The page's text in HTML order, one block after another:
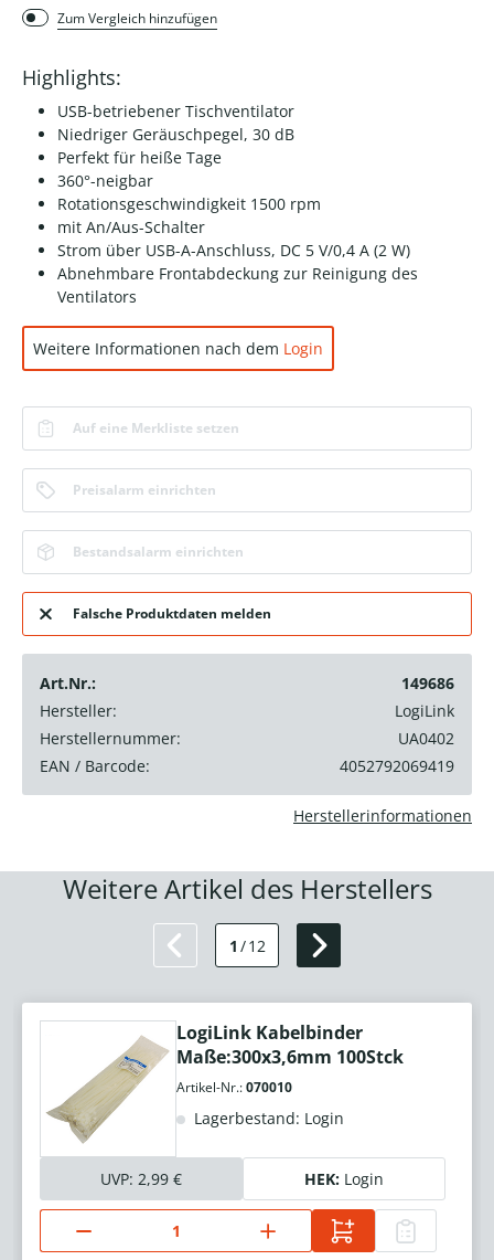
Zum Vergleich hinzufügen
Highlights:
USB-betriebener Tischventilator
Niedriger Geräuschpegel, 30 dB
Perfekt für heiße Tage
360°-neigbar
Rotationsgeschwindigkeit 1500 rpm
mit An/Aus-Schalter
Strom über USB-A-Anschluss, DC 5 V/0,4 A (2 W)
Abnehmbare Frontabdeckung zur Reinigung des
Ventilators
Weitere Informationen nach dem Login
Auf eine Merkliste setzen
Preisalarm einrichten
Bestandsalarm einrichten
Falsche Produktdaten melden
Art.Nr.:
149686
Hersteller:
LogiLink
Herstellernummer:
UA0402
EAN / Barcode:
4052792069419
Herstellerinformationen
Weitere Artikel des Herstellers
1 /12
LogiLink Kabelbinder
Maße:300x3,6mm 100Stck
Artikel-Nr.:070010
Lagerbestand: Login
UVP: 2,99 € HEK: Login